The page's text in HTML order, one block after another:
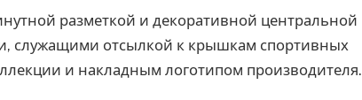
разметкой и декоративной центральной
служащими отсылкой к крышкам спортивных
и накладным логотипом производителя.